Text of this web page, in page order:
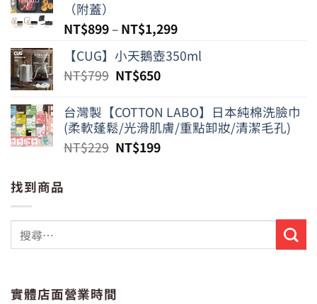
（附蓋）
NT$899– NT$1,299
【CUG】小天鵝壺350ml
NT$799 原
價
格：
NT$799。
NT$650目
價
格：
NT$650。
台灣製【COTTON LABO】日本純棉洗臉巾
(柔軟蓬鬆/光滑肌膚/重點卸妝/清潔毛孔)
NT$229 原
NT$199目
找到商品
實體店面營業時間